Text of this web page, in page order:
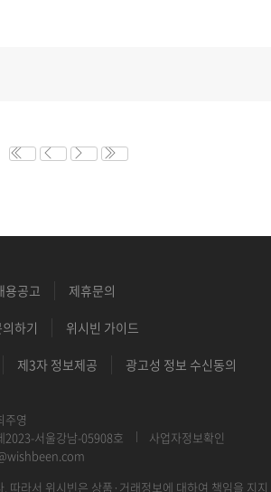
용공고 제휴문의
하기 위시빈 가이드
제3자 정보제공 광고성 정보 수신동의
주영
2023-서울강남-05908호
사업자정보확인
따라서 위시빈은 상품·거래정보에 대하여 책임을 지